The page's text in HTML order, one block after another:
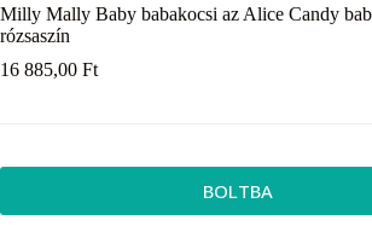
Milly Mally Baby babakocsi az Alice Candy
rózsaszín
16 885,00 Ft
BOLTBA